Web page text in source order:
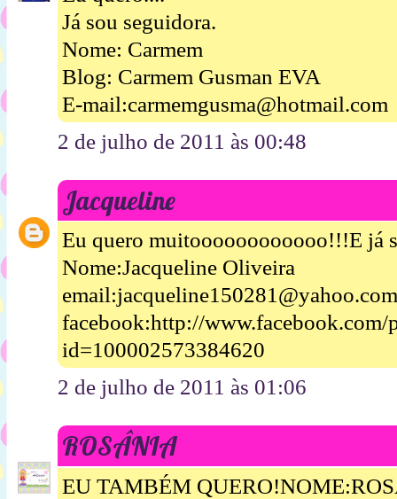
Já sou seguidora.
Nome: Carmem
Blog: Carmem Gusman EVA
E-mail:carmemgusma@hotmail.com
2 de julho de 2011 às 00:48
Jacqueline
Eu quero muitoooooooooooo!!!E já
Nome:Jacqueline Oliveira
facebook:http://www.facebook.com/
id=100002573384620
2 de julho de 2011 às 01:06
ROSÂNIA
EU TAMBÉM